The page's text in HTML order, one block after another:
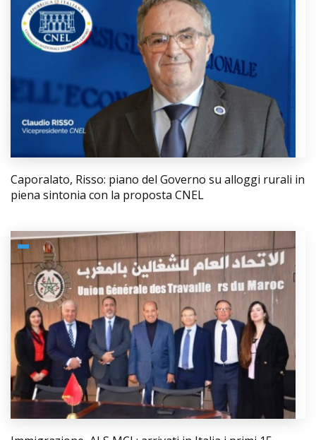
Caporalato, Risso: piano del Governo su alloggi rurali in
piena sintonia con la proposta CNEL